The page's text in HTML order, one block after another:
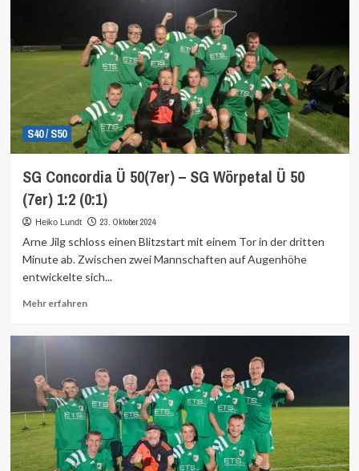
S40 / S50
SG Concordia Ü 50(7er) – SG Wörpetal Ü 50
(7er) 1:2 (0:1)
Heiko Lundt 23. Oktober 2024
Arne Jilg schloss einen Blitzstart mit einem Tor in der dritten
Minute ab. Zwischen zwei Mannschaften auf Augenhöhe
entwickelte sich...
Mehr erfahrenMehr